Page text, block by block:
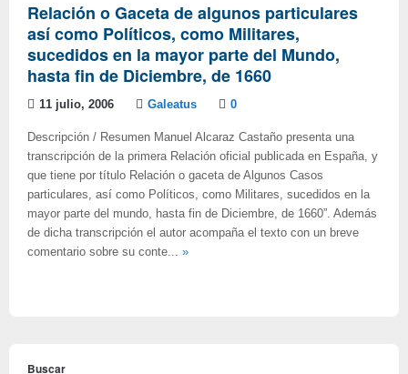
Relación o Gaceta de algunos particulares
así como Políticos, como Militares,
sucedidos en la mayor parte del Mundo,
hasta fin de Diciembre, de 1660
11 julio, 2006 Galeatus 0
Descripción / Resumen Manuel Alcaraz Castaño presenta una
transcripción de la primera Relación oficial publicada en España, y
que tiene por título Relación o gaceta de Algunos Casos
particulares, así como Políticos, como Militares, sucedidos en la
mayor parte del mundo, hasta fin de Diciembre, de 1660”. Además
de dicha transcripción el autor acompaña el texto con un breve
comentario sobre su conte... »
Buscar